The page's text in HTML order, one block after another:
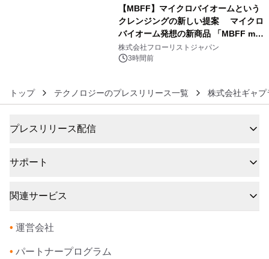
【MBFF】マイクロバイオームという
クレンジングの新しい提案 マイクロ
バイオーム発想の新商品 「MBFF mb
クレンジングPRO」を2026年8月6日
発売
株式会社フローリストジャパン
3時間前
トップ テクノロジーのプレスリリース一覧 株式会社ギャプ
プレスリリース配信
サポート
関連サービス
• 運営会社
• パートナープログラム